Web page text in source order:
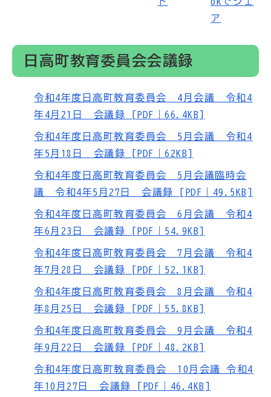
日高町教育委員会会議録
令和4年度日高町教育委員会 4月会議 令和4
年4月21日 会議録 [PDF｜66.4KB]
令和4年度日高町教育委員会 5月会議 令和4
年5月18日 会議録 [PDF｜62KB]
令和4年度日高町教育委員会 5月会議臨時会
議 令和4年5月27日 会議録 [PDF｜49.5KB]
令和4年度日高町教育委員会 6月会議 令和4
年6月23日 会議録 [PDF｜54.9KB]
令和4年度日高町教育委員会 7月会議 令和4
年7月28日 会議録 [PDF｜52.1KB]
令和4年度日高町教育委員会 8月会議 令和4
年8月25日 会議録 [PDF｜55.8KB]
令和4年度日高町教育委員会 9月会議 令和4
年9月22日 会議録 [PDF｜48.2KB]
令和4年度日高町教育委員会 10月会議 令和4
年10月27日 会議録 [PDF｜46.4KB]